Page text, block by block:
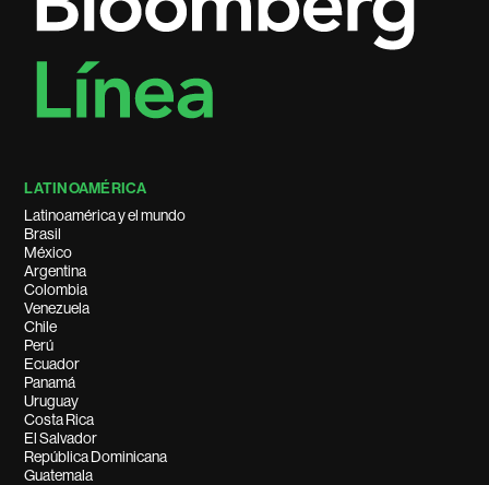
LATINOAMÉRICA
Latinoamérica y el mundo
Brasil
México
Argentina
Colombia
Venezuela
Chile
Perú
Ecuador
Panamá
Uruguay
Costa Rica
El Salvador
República Dominicana
Guatemala